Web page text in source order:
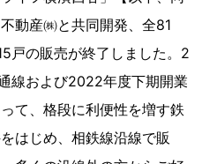
動産㈱と共同開発、全81
戸の販売が終了しました。2
線および2022年度下期開業
て、格段に利便性を増す鉄
はじめ、相鉄線沿線で販